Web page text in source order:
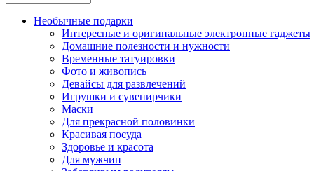
Необычные подарки
Интересные и оригинальные электронные гаджеты
Домашние полезности и нужности
Временные татуировки
Фото и живопись
Девайсы для развлечений
Игрушки и сувенирчики
Маски
Для прекрасной половинки
Красивая посуда
Здоровье и красота
Для мужчин